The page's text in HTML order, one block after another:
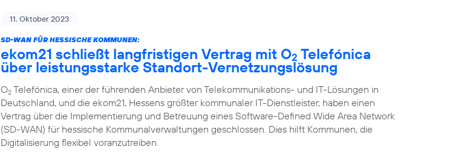
11. Oktober 2023
SD-WAN FÜR HESSISCHE KOMMUNEN:
ekom21 schließt langfristigen Vertrag mit O2 Telefónica
über leistungsstarke Standort-Vernetzungslösung
O2 Telefónica, einer der führenden Anbieter von Telekommunikations- und IT-Lösungen in
Deutschland, und die ekom21, Hessens größter kommunaler IT-Dienstleister, haben einen
Vertrag über die Implementierung und Betreuung eines Software-Defined Wide Area Network
(SD-WAN) für hessische Kommunalverwaltungen geschlossen. Dies hilft Kommunen, die
Digitalisierung flexibel voranzutreiben.